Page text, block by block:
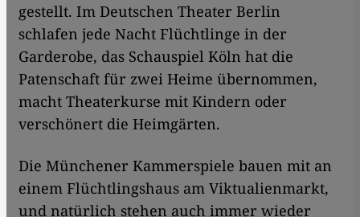
gestellt. Im Deutschen Theater Berlin
schlafen jede Nacht Flüchtlinge in der
Garderobe, das Schauspiel Köln hat die
Patenschaft für zwei Heime übernommen,
macht Theaterkurse mit Kindern oder
verschönert die Heimgärten.
Die Münchener Kammerspiele bauen mit an
einem Flüchtlingshaus am Viktualienmarkt,
und natürlich stehen auch immer wieder